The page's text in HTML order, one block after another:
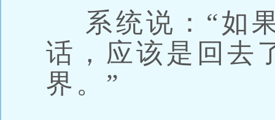
系统说：“如
话，应该是回去
界。”